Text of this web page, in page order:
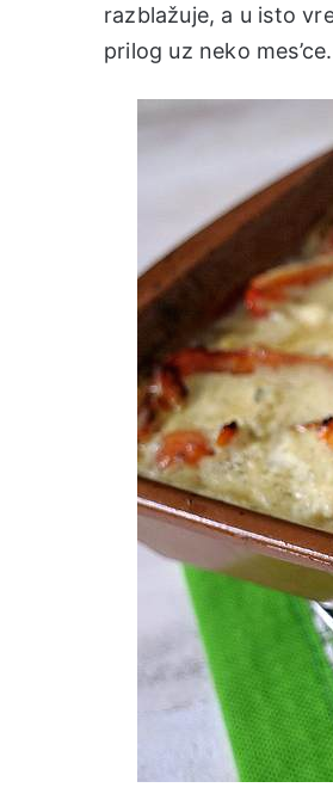
razblažuje, a u isto
prilog uz neko mes’ce.